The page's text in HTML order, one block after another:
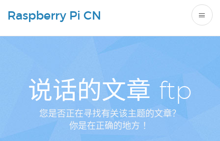
Raspberry Pi CN
说话的文章 ftp
您是否正在寻找有关该主题的文章？
你是在正确的地方 ！